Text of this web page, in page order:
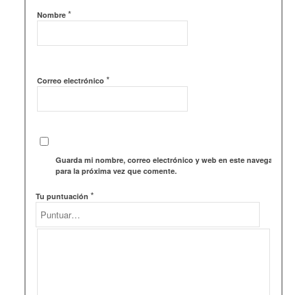
Nombre *
Correo electrónico *
Guarda mi nombre, correo electrónico y web en este navegador
para la próxima vez que comente.
Tu puntuación *